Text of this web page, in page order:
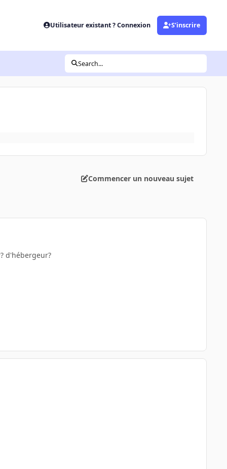
Utilisateur existant ? Connexion S’inscrire
Search...
Commencer un nouveau sujet
d'hébergeur?